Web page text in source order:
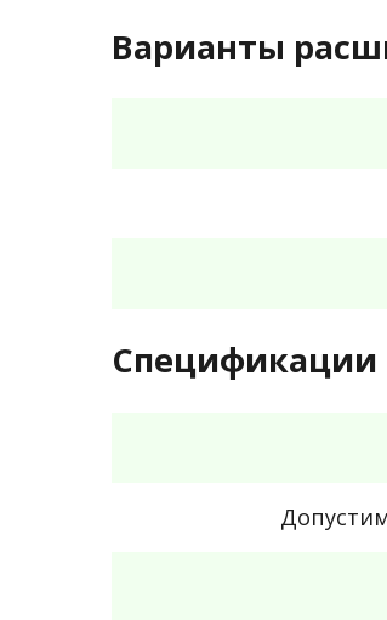
Варианты
Спецификации